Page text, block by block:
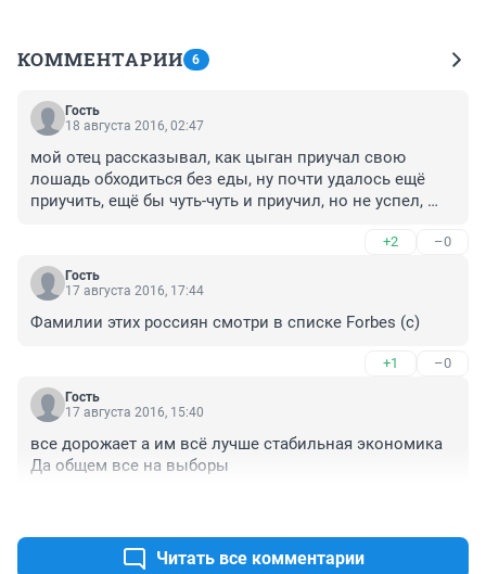
КОММЕНТАРИИ 6
Гость
18 августа 2016, 02:47
мой отец рассказывал, как цыган приучал свою
лошадь обходиться без еды, ну почти удалось ещё
приучить, ещё бы чуть-чуть и приучил, но не успел,
+2 –0
Гость
17 августа 2016, 17:44
Фамилии этих россиян смотри в списке Forbes (c)
+1 –0
Гость
17 августа 2016, 15:40
все дорожает а им всё лучше стабильная экономика
Да общем все на выборы
Читать все комментарии